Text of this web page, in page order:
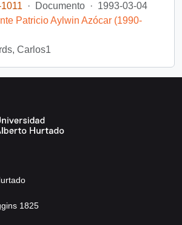
· Documento · 1993-03-04
Patricio Aylwin Azócar (1990-
Carlos1
1825